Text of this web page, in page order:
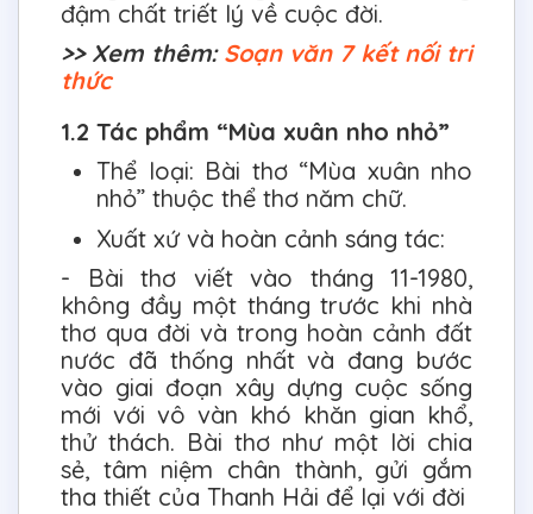
đậm chất triết lý về cuộc đời.
>> Xem thêm: Soạn văn 7 kết nối tri
thức
1.2 Tác phẩm “Mùa xuân nho nhỏ”
Thể loại: Bài thơ “Mùa xuân nho
nhỏ” thuộc thể thơ năm chữ.
Xuất xứ và hoàn cảnh sáng tác:
- Bài thơ viết vào tháng 11-1980,
không đầy một tháng trước khi nhà
thơ qua đời và trong hoàn cảnh đất
nước đã thống nhất và đang bước
vào giai đoạn xây dựng cuộc sống
mới với vô vàn khó khăn gian khổ,
thử thách. Bài thơ như một lời chia
sẻ, tâm niệm chân thành, gửi gắm
tha thiết của Thanh Hải để lại với đời